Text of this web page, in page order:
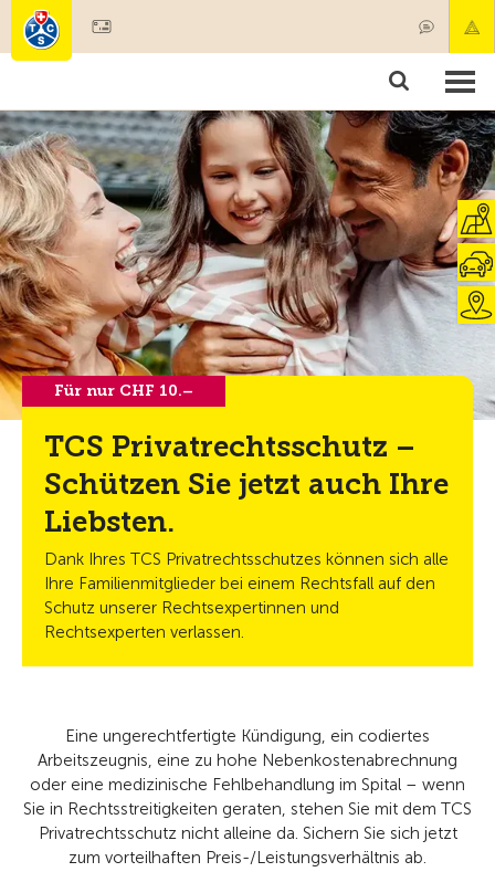
Mitgliedschaft & Leistungen
Test, Sicherheit & Gesundheit
TCS Privatrechtsschutz –
Schützen Sie jetzt auch Ihre
Liebsten.
Dank Ihres TCS Privatrechtsschutzes können sich alle
Ihre Familienmitglieder bei einem Rechtsfall auf den
Schutz unserer Rechtsexpertinnen und
Rechtsexperten verlassen.
Für nur CHF 10.–
Eine ungerechtfertigte Kündigung, ein codiertes
Arbeitszeugnis, eine zu hohe Nebenkostenabrechnung
oder eine medizinische Fehlbehandlung im Spital – wenn
Sie in Rechtsstreitigkeiten geraten, stehen Sie mit dem TCS
Privatrechtsschutz nicht alleine da. Sichern Sie sich jetzt
zum vorteilhaften Preis-/Leistungsverhältnis ab.